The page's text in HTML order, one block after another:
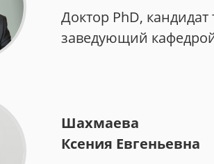
Доктор PhD, кандидат
заведующий
Шахмаева
Ксения Евгеньевна